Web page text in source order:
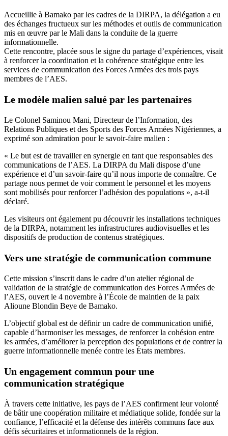
Accueillie à Bamako par les cadres de la DIRPA, la délégation a eu
des échanges fructueux sur les méthodes et outils de communication
mis en œuvre par le Mali dans la conduite de la guerre
informationnelle.
Cette rencontre, placée sous le signe du partage d’expériences, visait
à renforcer la coordination et la cohérence stratégique entre les
services de communication des Forces Armées des trois pays
membres de l’AES.
Le modèle malien salué par les partenaires
Le Colonel Saminou Mani, Directeur de l’Information, des
Relations Publiques et des Sports des Forces Armées Nigériennes, a
exprimé son admiration pour le savoir-faire malien :
« Le but est de travailler en synergie en tant que responsables des
communications de l’AES. La DIRPA du Mali dispose d’une
expérience et d’un savoir-faire qu’il nous importe de connaître. Ce
partage nous permet de voir comment le personnel et les moyens
sont mobilisés pour renforcer l’adhésion des populations », a-t-il
déclaré.
Les visiteurs ont également pu découvrir les installations techniques
de la DIRPA, notamment les infrastructures audiovisuelles et les
dispositifs de production de contenus stratégiques.
Vers une stratégie de communication commune
Cette mission s’inscrit dans le cadre d’un atelier régional de
validation de la stratégie de communication des Forces Armées de
l’AES, ouvert le 4 novembre à l’École de maintien de la paix
Alioune Blondin Beye de Bamako.
L’objectif global est de définir un cadre de communication unifié,
capable d’harmoniser les messages, de renforcer la cohésion entre
les armées, d’améliorer la perception des populations et de contrer la
guerre informationnelle menée contre les États membres.
Un engagement commun pour une
communication stratégique
À travers cette initiative, les pays de l’AES confirment leur volonté
de bâtir une coopération militaire et médiatique solide, fondée sur la
confiance, l’efficacité et la défense des intérêts communs face aux
défis sécuritaires et informationnels de la région.